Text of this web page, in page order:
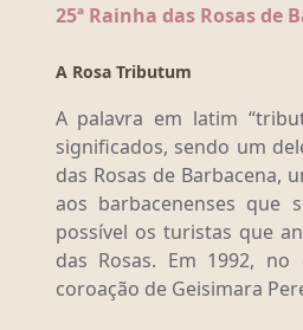
25ª Rainha das Rosas de
A Rosa Tributum
A palavra em latim
significados, sendo um
das Rosas de Barbacena,
aos barbacenenses que
possível os turistas que
das Rosas. Em 1992,
coroação de Geisimara